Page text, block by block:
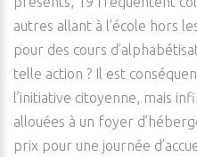
autres allant à l’école hors
pour des cours
telle action ? Il est
l’initiative citoyenne, mais
allouées à un foyer
prix pour une journée